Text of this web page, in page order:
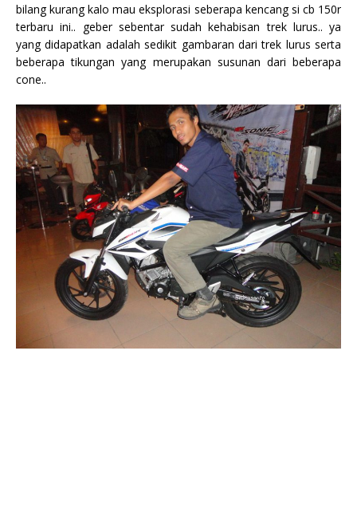
bilang kurang kalo mau eksplorasi seberapa kencang si cb 150r
terbaru ini.. geber sebentar sudah kehabisan trek lurus.. ya
yang didapatkan adalah sedikit gambaran dari trek lurus serta
beberapa tikungan yang merupakan susunan dari beberapa
cone..